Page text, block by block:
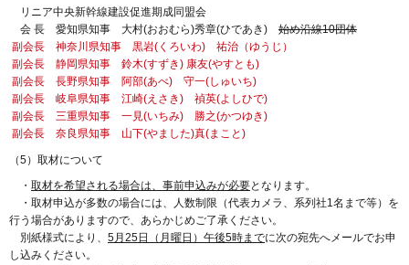
リニア中央新幹線建設促進期成同盟会
会 長 愛知県知事 大村(おおむら)秀章(ひであき) 始め沿線10団体
副会長 神奈川県知事 黒岩(くろいわ) 祐治（ゆうじ）
副会長 静岡県知事 鈴木(すずき) 康友(やすとも)
副会長 長野県知事 阿部(あべ) 守一(しゅいち)
副会長 岐阜県知事 江崎(えさき) 禎英(よしひで)
副会長 三重県知事 一見(いちみ) 勝之(かつゆき)
副会長 奈良県知事 山下(やました)真(まこと)
（5）取材について
・ 取材を希望される場合は、事前申込みが必要となります。
・取材申込が多数の場合には、人数制限（代表カメラ、系列社1名まで等）を
行う場合がありますので、あらかじめご了承ください。
別紙様式により、 5月25日（月曜日）午後5時までに次の宛先へメールでお申
し込みください。